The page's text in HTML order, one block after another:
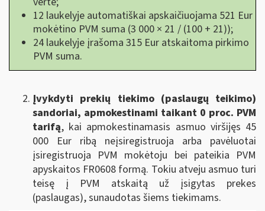
12 laukelyje automatiškai apskaičiuojama 521 Eur
mokėtino PVM suma (3 000 × 21 / (100 + 21));
24 laukelyje įrašoma 315 Eur atskaitoma pirkimo
PVM suma.
Įvykdyti prekių tiekimo (paslaugų teikimo)
sandoriai, apmokestinami taikant 0 proc. PVM
tarifą, kai apmokestinamasis asmuo viršijęs 45
000 Eur ribą neįsiregistruoja arba pavėluotai
įsiregistruoja PVM mokėtoju bei pateikia PVM
apyskaitos FR0608 formą. Tokiu atveju asmuo turi
teisę į PVM atskaitą už įsigytas prekes
(paslaugas), sunaudotas šiems tiekimams.